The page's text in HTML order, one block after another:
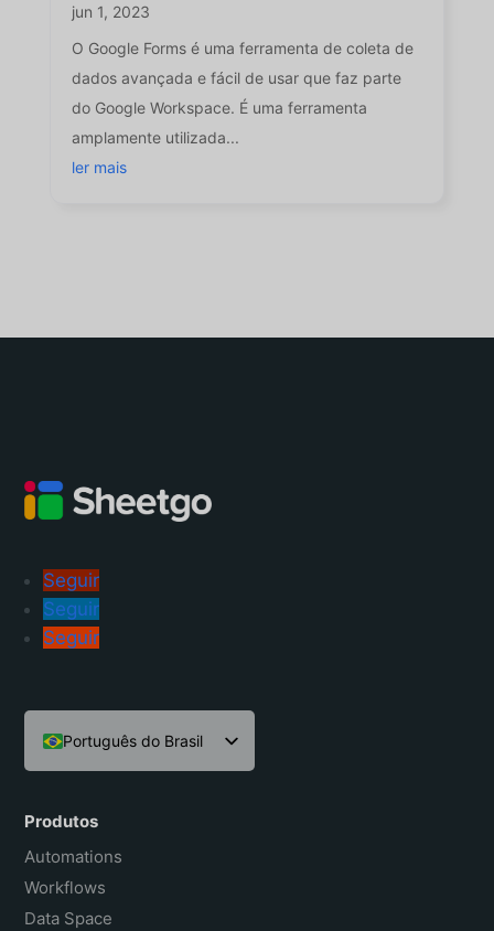
jun 1, 2023
O Google Forms é uma ferramenta de coleta de
dados avançada e fácil de usar que faz parte
do Google Workspace. É uma ferramenta
amplamente utilizada...
ler mais
Seguir
Seguir
Seguir
Português do Brasil
English
Español
Français
Produtos
Automations
Workflows
Data Space